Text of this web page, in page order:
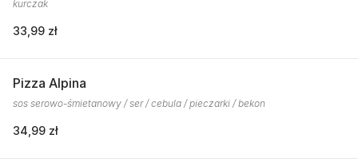
kurczak
33,99 zł
Pizza Alpina
sos serowo-śmietanowy / ser / cebula / pieczarki / bekon
34,99 zł